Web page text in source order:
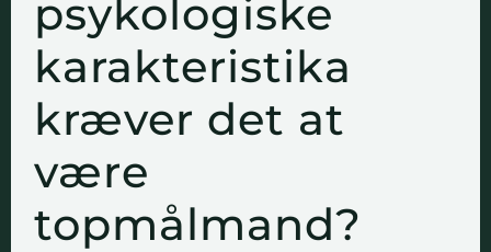
psykologiske
karakteristika
kræver det at
være
topmålmand?